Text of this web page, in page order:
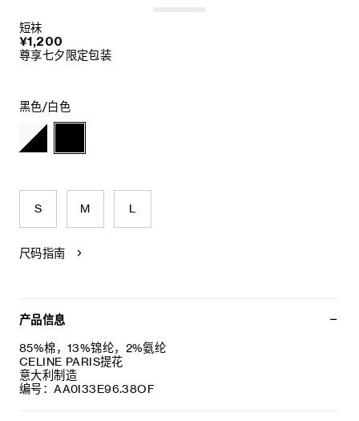
短袜
¥1,200
尊享七夕限定包装
黑色/白色
S M L
尺码指南
产品信息
85%棉，13%锦纶，2%氨纶
CELINE PARIS提花
意大利制造
编号：AA0I33E96.38OF